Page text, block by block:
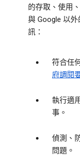
的存取、使用
與 Google 以
訊：
符合任
府調閱
執行適
事。
偵測、
問題。